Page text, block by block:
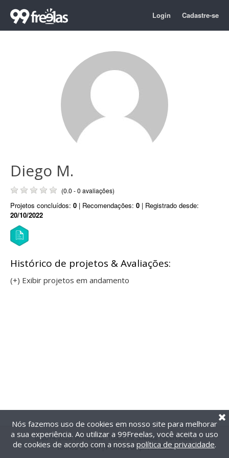
Login Cadastre-se
Diego M.
(0.0 - 0 avaliações)
Projetos concluídos: 0 | Recomendações: 0 | Registrado desde:
20/10/2022
Histórico de projetos & Avaliações:
(+) Exibir projetos em andamento
@2014-2026 99Freelas. Todos os direitos reservados.
Termos de uso| Política de privacidade
Nós fazemos uso de cookies em nosso site para melhorar
a sua experiência. Ao utilizar a 99Freelas, você aceita o uso
de cookies de acordo com a nossa política de privacidade.